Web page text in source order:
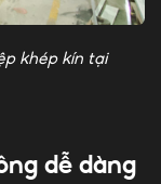
khép kín tại
dễ dàng